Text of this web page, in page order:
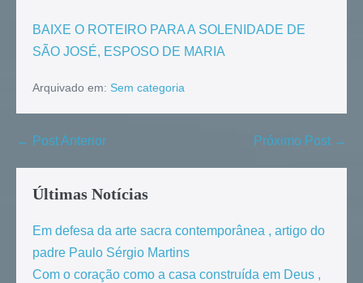
BAIXE O ROTEIRO PARA A SOLENIDADE DE
SÃO JOSÉ, ESPOSO DE MARIA
Arquivado em: Sem categoria
← Post Anterior Próximo Post →
Últimas Notícias
Em defesa da arte sacra contemporânea , artigo do
padre Paulo Sérgio Martins
Com o coração como a casa construída em Deus ,